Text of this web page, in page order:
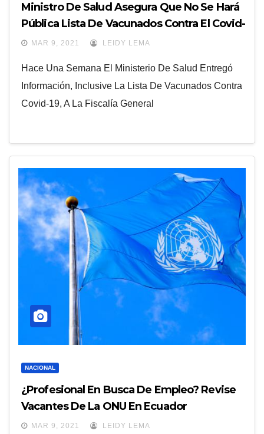
Ministro De Salud Asegura Que No Se Hará
Pública Lista De Vacunados Contra El Covid-
19; ¿el Costo De Las Dosis?
MAR 9, 2021 LEIDY LEMA
Hace Una Semana El Ministerio De Salud Entregó
Información, Inclusive La Lista De Vacunados Contra
Covid-19, A La Fiscalía General
NACIONAL
¿Profesional En Busca De Empleo? Revise
Vacantes De La ONU En Ecuador
MAR 9, 2021 LEIDY LEMA